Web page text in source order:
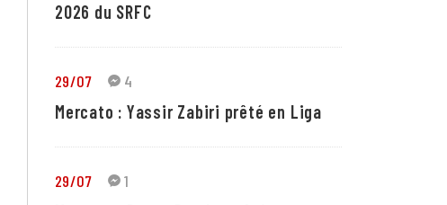
2026 du SRFC
29/07 4
Mercato : Yassir Zabiri prêté en Liga
29/07 1